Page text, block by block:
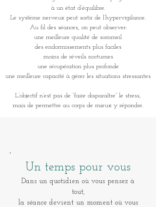
à un état d’équilibre.
Le système nerveux peut sortir de l’hypervigilance.
Au fil des séances, on peut observer:
une meilleure qualité de sommeil
des endormissements plus faciles
moins de réveils nocturnes
une récupération plus profonde
une meilleure capacité à gérer les situations stressantes
L’objectif n’est pas de “faire disparaître” le stress,
mais de permettre au corps de mieux y répondre.
Un temps pour vous
Dans un quotidien où vous pensez à
tout,
la séance devient un moment où vous